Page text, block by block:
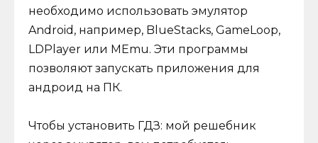
необходимо использовать эмулятор
Android, например, BlueStacks, GameLoop,
LDPlayer или MEmu. Эти программы
позволяют запускать приложения для
андроид на ПК.
Чтобы установить ГДЗ: мой решебник